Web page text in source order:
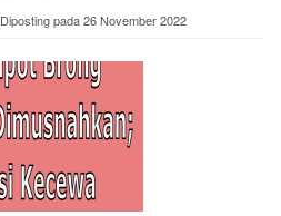
Diposting pada26 November 2022